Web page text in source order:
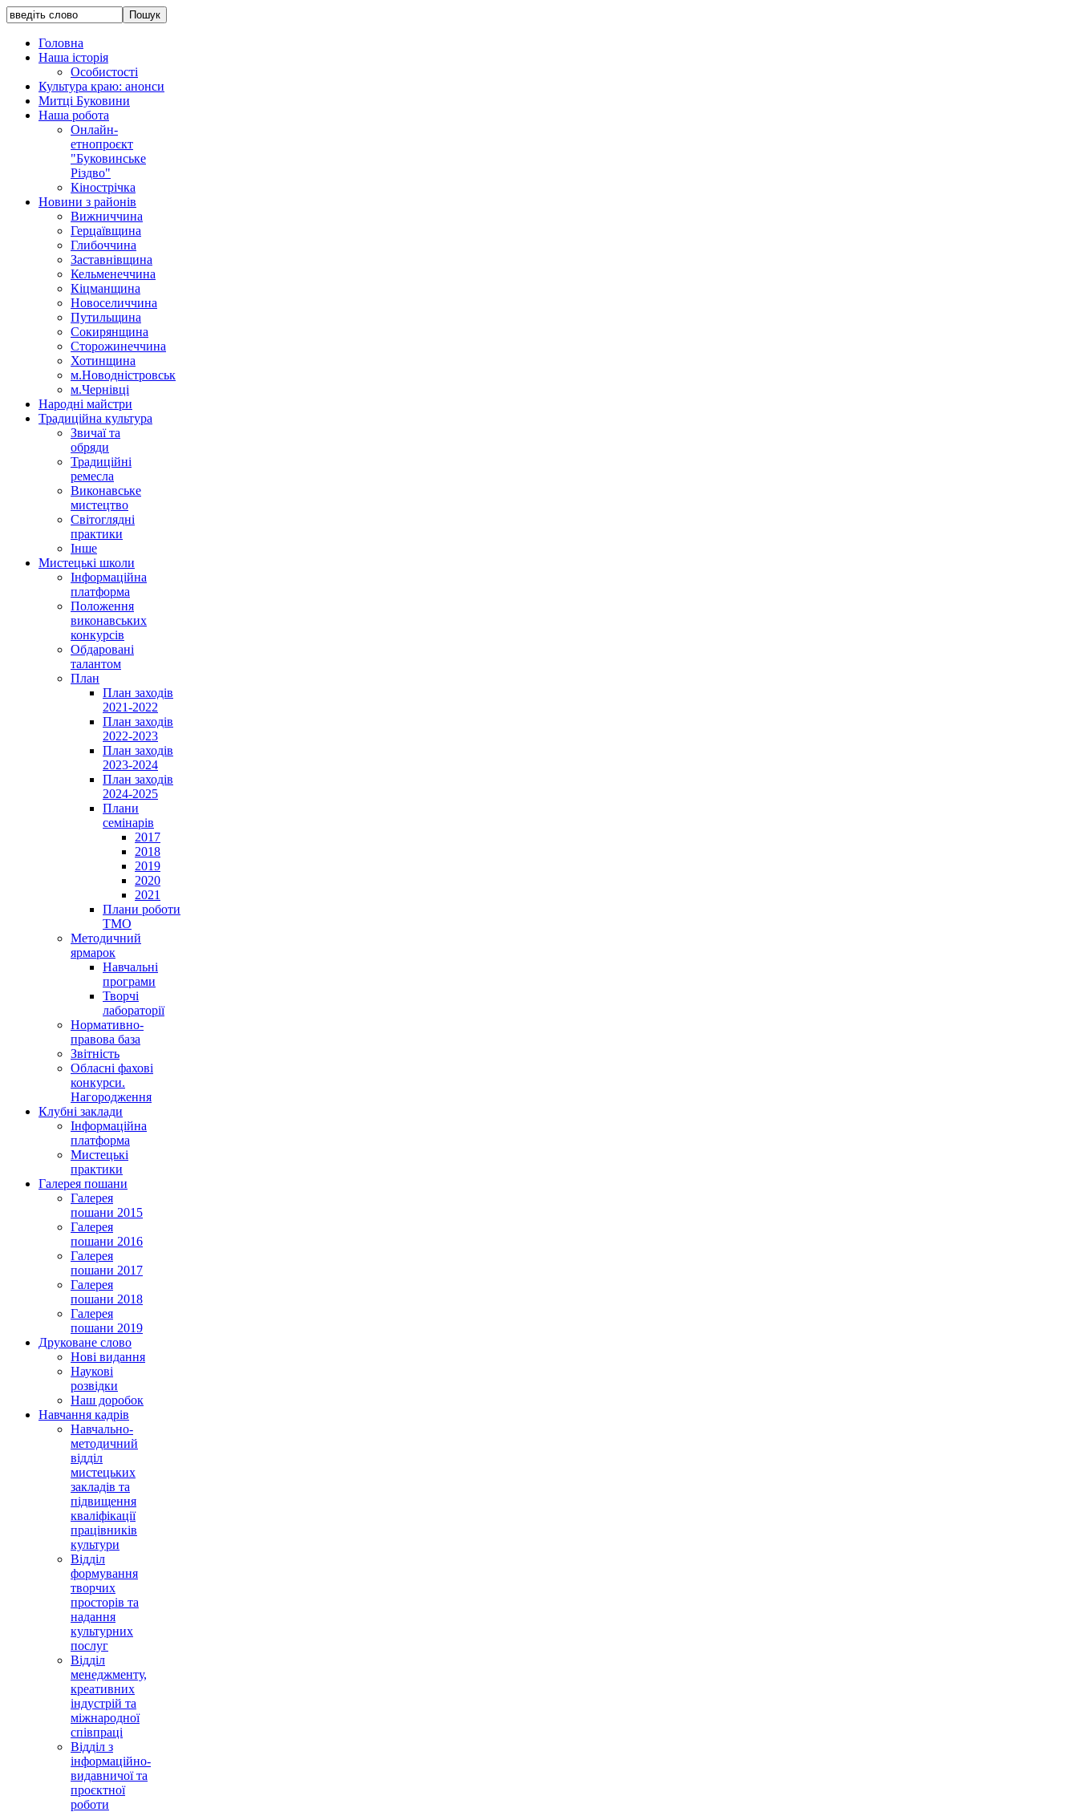
Головна
Наша історія
Особистості
Культура краю: анонси
Митці Буковини
Наша робота
Онлайн-
етнопроєкт
"Буковинське
Різдво"
Кінострічка
Новини з районів
Вижниччина
Герцаївщина
Глибоччина
Заставнівщина
Кельменеччина
Кіцманщина
Новоселиччина
Путильщина
Сокирянщина
Сторожинеччина
Хотинщина
м.Новодністровськ
м.Чернівці
Народні майстри
Традиційна культура
Звичаї та
обряди
Традиційні
ремесла
Виконавське
мистецтво
Світоглядні
практики
Інше
Мистецькі школи
Інформаційна
платформа
Положення
виконавських
конкурсів
Обдаровані
талантом
План
План заходів
2021-2022
План заходів
2022-2023
План заходів
2023-2024
План заходів
2024-2025
Плани
семінарів
2017
2018
2019
2020
2021
Плани роботи
ТМО
Методичний
ярмарок
Навчальні
програми
Творчі
лабораторії
Нормативно-
правова база
Звітність
Обласні фахові
конкурси.
Нагородження
Клубні заклади
Інформаційна
платформа
Мистецькі
практики
Галерея пошани
Галерея
пошани 2015
Галерея
пошани 2016
Галерея
пошани 2017
Галерея
пошани 2018
Галерея
пошани 2019
Друковане слово
Нові видання
Наукові
розвідки
Наш доробок
Навчання кадрів
Навчально-
методичний
відділ
мистецьких
закладів та
підвищення
кваліфікації
працівників
культури
Відділ
формування
творчих
просторів та
надання
культурних
послуг
Відділ
менеджменту,
креативних
індустрій та
міжнародної
співпраці
Відділ з
інформаційно-
видавничої та
проєктної
роботи